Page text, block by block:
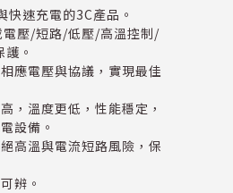
速充電的3C產品。
電壓/短路/低壓/高溫控制/
。
應電壓與協議，實現最佳
，溫度更低，性能穩定，
設備。
高溫與電流短路風險，保
辨。